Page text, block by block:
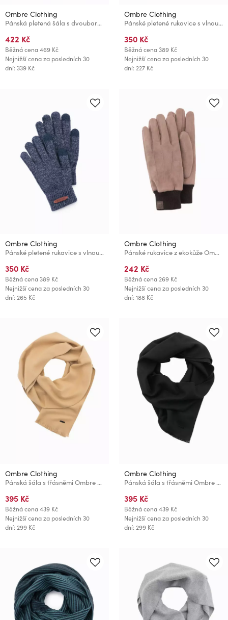
Ombre Clothing
Pánská pletená šála s dvoubarevnými pruhy hnědá a černá Ombre Clothing
422 Kč
Běžná cena469 Kč
Nejnižší cena za posledních 30
dní: 339 Kč
Ombre Clothing
Pánské pletené rukavice s vlnou Ombre Clothing
350 Kč
Běžná cena389 Kč
Nejnižší cena za posledních 30
dní: 227 Kč
Ombre Clothing
Pánské pletené rukavice s vlnou Ombre Clothing
350 Kč
Běžná cena389 Kč
Nejnižší cena za posledních 30
dní: 265 Kč
Ombre Clothing
Pánské rukavice z ekokůže Ombre Clothing
242 Kč
Běžná cena269 Kč
Nejnižší cena za posledních 30
dní: 188 Kč
Ombre Clothing
Pánská šála s třásněmi Ombre Clothing
395 Kč
Běžná cena439 Kč
Nejnižší cena za posledních 30
dní: 299 Kč
Ombre Clothing
Pánská šála s třásněmi Ombre Clothing
395 Kč
Běžná cena439 Kč
Nejnižší cena za posledních 30
dní: 299 Kč